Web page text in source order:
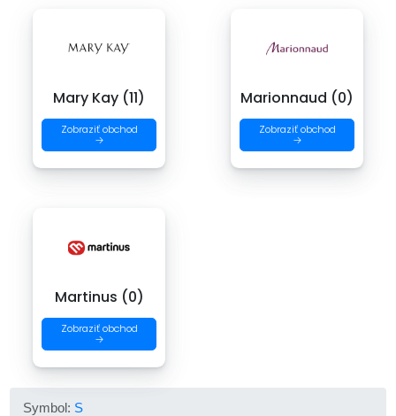
Mary Kay (11)
Zobraziť obchod
→
Marionnaud (0)
Zobraziť obchod
→
Martinus (0)
Zobraziť obchod
→
Symbol: S